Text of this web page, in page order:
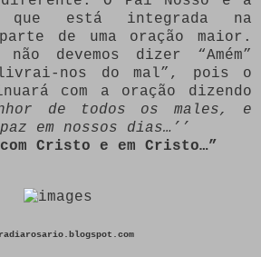
que está integrada na
de uma oração maior.
devemos dizer “Amém”
nos do mal”, pois o
com a oração dizendo
de todos os males, e
em nossos dias…’’
Cristo e em Cristo…”